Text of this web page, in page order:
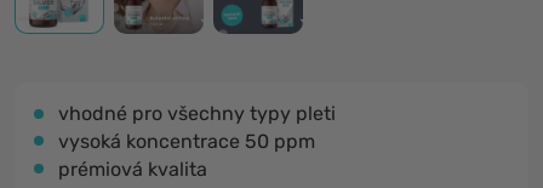
vhodné pro všechny typy pleti
vysoká koncentrace 50 ppm
prémiová kvalita